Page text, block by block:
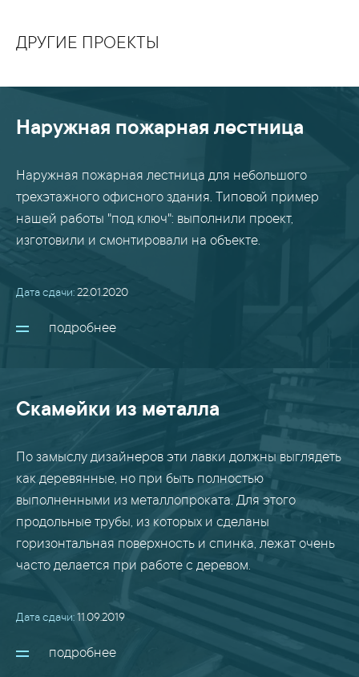
ДРУГИЕ ПРОЕКТЫ
Наружная пожарная лестница
Наружная пожарная лестница для небольшого
трехэтажного офисного здания. Типовой пример
нашей работы "под ключ": выполнили проект,
изготовили и смонтировали на объекте.
Дата сдачи:22.01.2020
подробнее
Скамейки из металла
По замыслу дизайнеров эти лавки должны выглядеть
как деревянные, но при быть полностью
выполненными из металлопроката. Для этого
продольные трубы, из которых и сделаны
горизонтальная поверхность и спинка, лежат очень
часто делается при работе с деревом.
Дата сдачи:11.09.2019
подробнее